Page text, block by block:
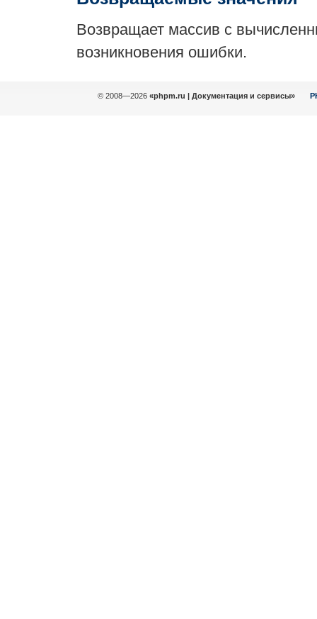
Возвращает массив с
возникновения ошибки.
© 2008—2026 «phpm.ru | Документация и сервисы»